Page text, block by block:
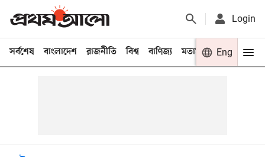
Login
সর্বশেষ বাংলাদেশ রাজনীতি বিশ্ব বাণিজ্য মতামত খেলা
Eng